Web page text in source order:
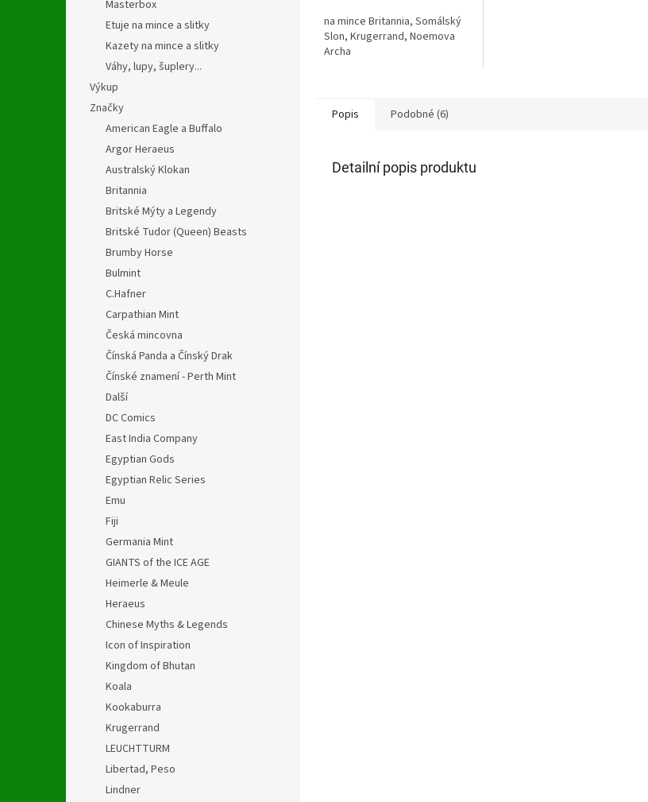
Masterbox
Etuje na mince a slitky
Kazety na mince a slitky
Váhy, lupy, šuplery...
Výkup
Značky
American Eagle a Buffalo
Argor Heraeus
Australský Klokan
Britannia
Britské Mýty a Legendy
Britské Tudor (Queen) Beasts
Brumby Horse
Bulmint
C.Hafner
Carpathian Mint
Česká mincovna
Čínská Panda a Čínský Drak
Čínské znamení - Perth Mint
Další
DC Comics
East India Company
Egyptian Gods
Egyptian Relic Series
Emu
Fiji
Germania Mint
GIANTS of the ICE AGE
Heimerle & Meule
Heraeus
Chinese Myths & Legends
Icon of Inspiration
Kingdom of Bhutan
Koala
Kookaburra
Krugerrand
LEUCHTTURM
Libertad, Peso
Lindner
hvězdiček.
na mince Britannia, Somálský
Slon, Krugerrand, Noemova
Archa
Popis Podobné (6)
Detailní popis produktu